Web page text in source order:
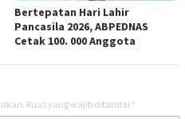
Bertepatan Hari Lahir
Pancasila 2026, ABPEDNAS
Cetak 100. 000 Anggota
Ruas yang wajib ditandai *